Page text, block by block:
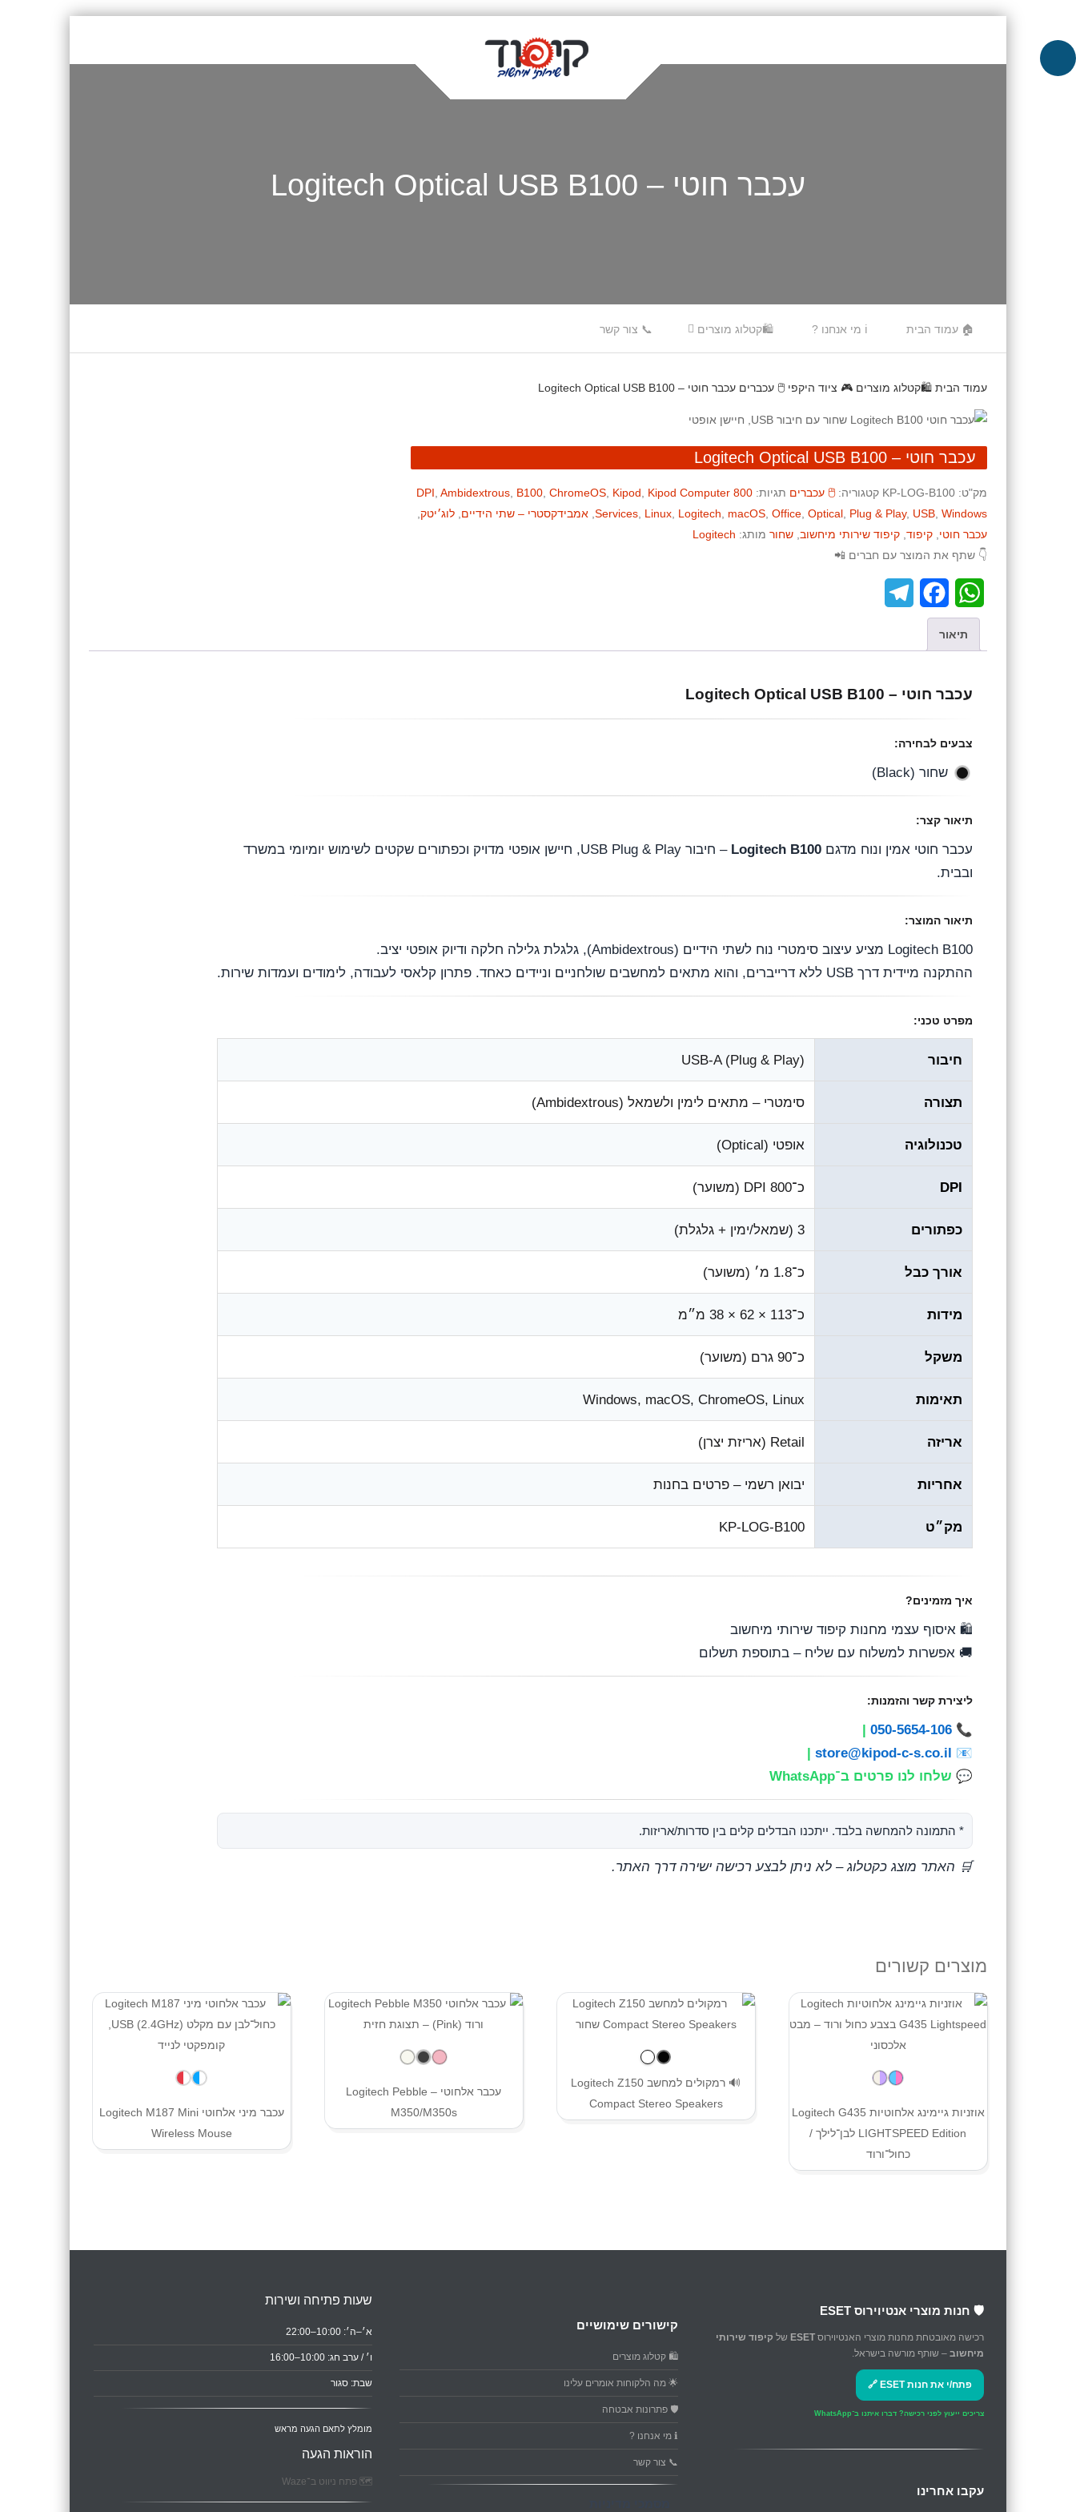
עכבר חוטי – Logitech Optical USB B100
Menu🏠 עמוד הבית
ℹ️ מי אנחנו ? 🛍️קטלוג מוצרים 📞 צור קשר
עמוד הבית 🛍️קטלוג מוצרים 🎮 ציוד היקפי 🖱️ עכברים עכבר חוטי – Logitech Optical USB B100
עכבר חוטי – Logitech Optical USB B100
מק"ט: KP-LOG-B100 קטגוריה:🖱️ עכברים תגיות: 800 DPI
Ambidextrous B100 ChromeOS Kipod
Kipod Computer
Services Linux Logitech macOS Office Optical Plug & Play, USB Windows אמבידקסטרי – שתי הידיים לוג׳יטק
עכבר חוטי קיפוד קיפוד שירותי מיחשוב שחור מותג: Logitech
👇 שתף את המוצר עם חברים 📲
W
h
a
c
l
a
m
תיאור
עכבר חוטי – Logitech Optical USB B100
צבעים לבחירה:
שחור (Black)
תיאור קצר:
עכבר חוטי אמין ונוח מדגם Logitech B100
– חיבור USB Plug & Play, חיישן אופטי מדויק וכפתורים שקטים לשימוש יומיומי במשרד
ובבית.
תיאור המוצר:
Logitech B100 מציע עיצוב סימטרי נוח לשתי הידיים (Ambidextrous), גלגלת גלילה חלקה ודיוק אופטי יציב.
ההתקנה מיידית דרך USB ללא דרייברים, והוא מתאים למחשבים שולחניים וניידים כאחד. פתרון קלאסי לעבודה, לימודים ועמדות שירות.
מפרט טכני:
חיבור USB-A (Plug & Play)
תצורה סימטרי – מתאים לימין ולשמאל (Ambidextrous)
טכנולוגיה אופטי (Optical)
DPI כ־800 DPI (משוער)
כפתורים 3 (שמאל/ימין + גלגלת)
אורך כבל כ־1.8 מ׳ (משוער)
מידות כ־113 × 62 × 38 מ״מ
משקל כ־90 גרם (משוער)
תאימות Windows, macOS, ChromeOS, Linux
אריזה Retail (אריזת יצרן)
אחריות יבואן רשמי – פרטים בחנות
מק״ט KP-LOG-B100
איך מזמינים?
🛍️ איסוף עצמי מחנות קיפוד שירותי מיחשוב
🚚 אפשרות למשלוח עם שליח – בתוספת תשלום
ליצירת קשר והזמנות:
📞
050-5654-106
|
📧
store@kipod-c-s.co.il
|
💬 שלחו לנו פרטים ב־WhatsApp
* התמונה להמחשה בלבד. ייתכנו הבדלים קלים בין סדרות/אריזות.
🛒 האתר מוצג כקטלוג – לא ניתן לבצע רכישה ישירה דרך האתר.
מוצרים קשורים
אוזניות גיימינג אלחוטיות Logitech G435
LIGHTSPEED Edition לבן־לילך /
כחול־ורוד
🔊 רמקולים למחשב Logitech Z150
Compact Stereo Speakers
עכבר אלחוטי – Logitech Pebble
M350/M350s
עכבר מיני אלחוטי Logitech M187 Mini
Wireless Mouse
🛡️ חנות מוצרי אנטיוירוס ESET
רכישה מאובטחת מחנות מוצרי האנטיוירוס ESET של קיפוד שירותי
מיחשוב – שותף מורשה בישראל.
פתח/י את חנות ESET 🔗
צריכים ייעוץ לפני רכישה? דברו איתנו ב־WhatsApp
עקבו אחרינו
קישורים שימושיים
🛍️ קטלוג מוצרים
🌟 מה הלקוחות אומרים עלינו
🛡️ פתרונות אבטחה
ℹ️ מי אנחנו ?
📞 צור קשר
שעות פתיחה ושירות
א׳–ה׳: 10:00–22:00
ו׳ / ערב חג: 10:00–16:00
שבת: סגור
מומלץ לתאם הגעה מראש
הוראות הגעה
🗺️ פתח ניווט ב־Waze